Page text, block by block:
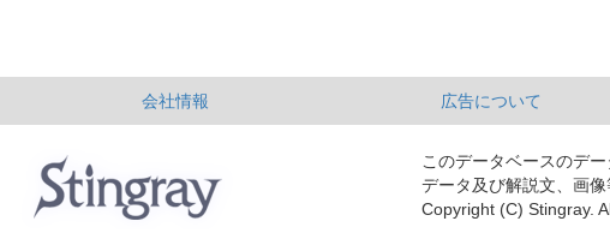
会社情報 広告について
このデータベースのデ
データ及び解説文、画像
Copyright (C) Stingray.